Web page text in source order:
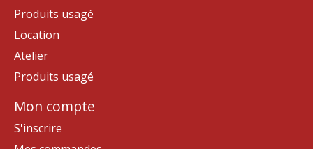
Produits usagé
Location
Atelier
Produits usagé
Mon compte
S'inscrire